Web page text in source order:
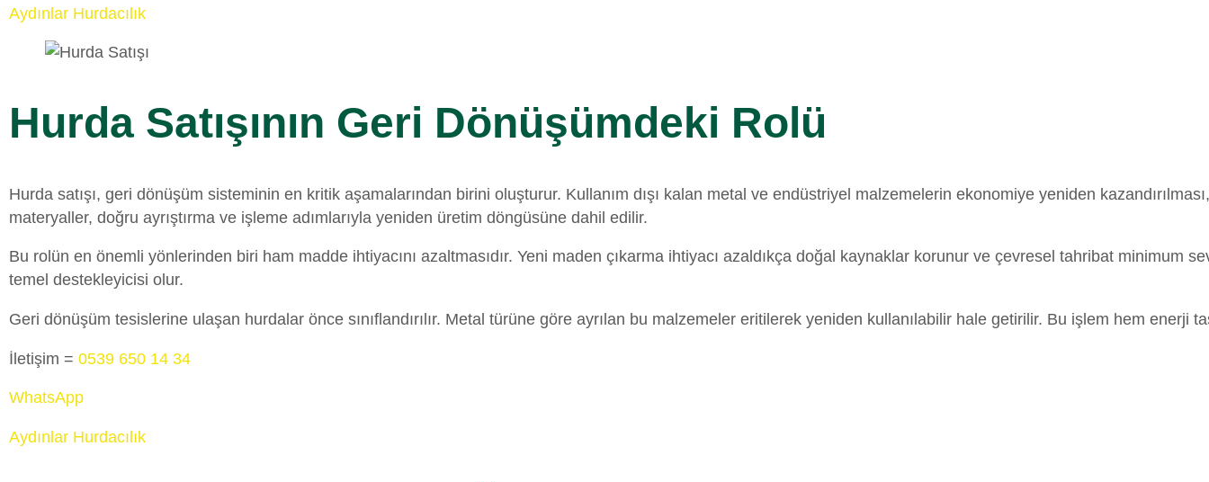
Aydınlar Hurdacılık
Hurda Satışının Geri Dönüşümdeki Rolü
Hurda satışı, geri dönüşüm sisteminin en kritik aşamalarından birini oluşturur. Kullanım dışı kalan metal ve endüstriyel malzemelerin ekonomiye yeniden
materyaller, doğru ayrıştırma ve işleme adımlarıyla yeniden üretim döngüsüne dahil edilir.
Bu rolün en önemli yönlerinden biri ham madde ihtiyacını azaltmasıdır. Yeni maden çıkarma ihtiyacı azaldıkça doğal kaynaklar korunur ve çevresel tahribat minimum
temel destekleyicisi olur.
Geri dönüşüm tesislerine ulaşan hurdalar önce sınıflandırılır. Metal türüne göre ayrılan bu malzemeler eritilerek yeniden kullanılabilir hale getirilir. Bu işlem hem enerji
İletişim = 0539 650 14 34
WhatsApp
Aydınlar Hurdacılık